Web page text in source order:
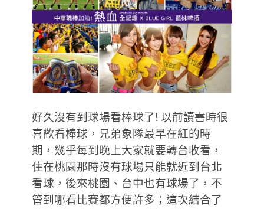
好久沒有到球場看棒球了! 以前讀書時很
喜歡看棒球，兄弟象隊最早在紅的時
期，幾乎每到晚上大家就要轉台收看，
住在桃園那時沒有球場只能就近到台北
看球，後來桃園、台中也有球場了，不
管到哪看比賽都方便許多；這次結合了